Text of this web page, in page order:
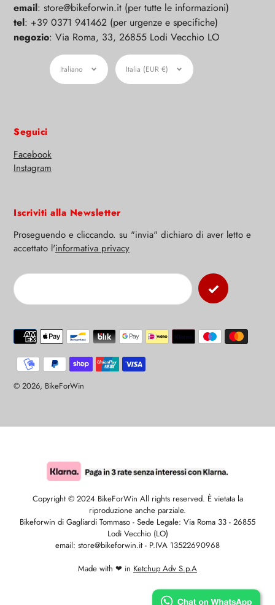
email: store@bikeforwin.it (per tutte le informazioni)
tel: +39 0371 941462 (per urgenze e specifiche)
negozio: Via Roma, 33, 26855 Lodi Vecchio LO
Lingua
Italiano Moneta
Italia (EUR €)
Seguici
Facebook
Instagram
Iscriviti alla Newsletter
Proseguendo e cliccando. su "invia" dichiaro di aver letto e
accettato l'informativa privacy
© 2026, BikeForWin
Modalità
di
pagamento
Copyright © 2024 BikeForWin All rights reserved. È vietata la
riproduzione anche parziale.
Bikeforwin di Gagliardi Tommaso - Sede Legale: Via Roma 33 - 26855
Lodi Vecchio (LO)
email: store@bikeforwin.it - P.IVA 13522690968
Made with ❤ in Ketchup Adv S.p.A